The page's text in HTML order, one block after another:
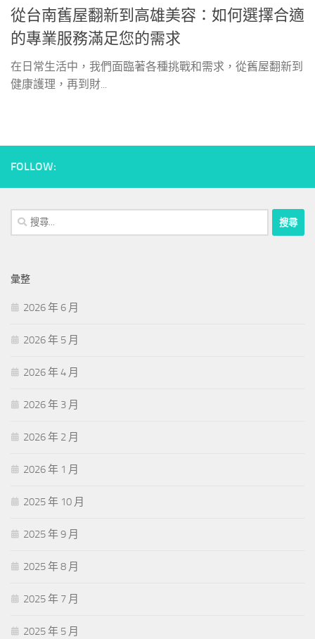
從台南舊屋翻新到高雄美容：如何選擇合適
的專業服務滿足您的需求
在日常生活中，我們面臨著各種挑戰和需求，從舊屋翻新到
健康護理，再到財...
FOLLOW:
搜
尋
字:
彙整
2026 年 6 月
2026 年 5 月
2026 年 4 月
2026 年 3 月
2026 年 2 月
2026 年 1 月
2025 年 10 月
2025 年 9 月
2025 年 8 月
2025 年 7 月
2025 年 5 月